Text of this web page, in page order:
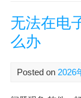
无法在电
么办
Posted on 2026